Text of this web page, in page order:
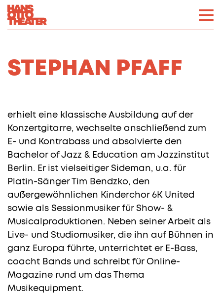
STEPHAN PFAFF
erhielt eine klassische Ausbildung auf der
Konzertgitarre, wechselte anschließend zum
E- und Kontrabass und absolvierte den
Bachelor of Jazz & Education am Jazzinstitut
Berlin. Er ist vielseitiger Sideman, u.a. für
Platin-Sänger Tim Bendzko, den
außergewöhnlichen Kinderchor 6K United
sowie als Sessionmusiker für Show- &
Musicalproduktionen. Neben seiner Arbeit als
Live- und Studiomusiker, die ihn auf Bühnen in
ganz Europa führte, unterrichtet er E-Bass,
coacht Bands und schreibt für Online-
Magazine rund um das Thema
Musikequipment.